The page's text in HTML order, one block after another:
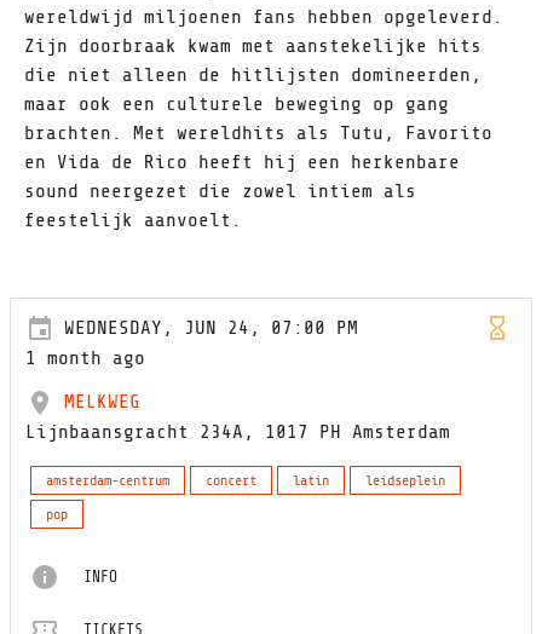
wereldwijd miljoenen fans hebben opgeleverd.
Zijn doorbraak kwam met aanstekelijke hits
die niet alleen de hitlijsten domineerden,
maar ook een culturele beweging op gang
brachten. Met wereldhits als Tutu, Favorito
en Vida de Rico heeft hij een herkenbare
sound neergezet die zowel intiem als
feestelijk aanvoelt.
WEDNESDAY, JUN 24, 07:00 PM
1 month ago
MELKWEG
Lijnbaansgracht 234A, 1017 PH Amsterdam
amsterdam-centrum concert latin
leidseplein
pop
INFO
TICKETS